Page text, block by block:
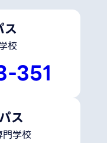
ス
校
351
ス
門学校